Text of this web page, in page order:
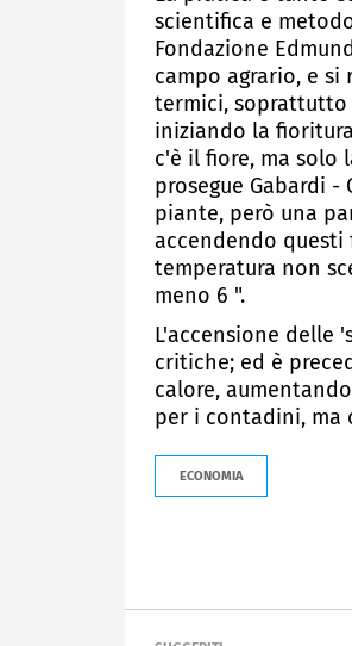
scientifica e
Fondazione
campo agrario, e
termici, soprattutto
iniziando la
c'è il fiore, ma solo
prosegue Gabardi
piante, però una
accendendo questi
temperatura non
meno 6 ".
L'accensione delle
critiche; ed è
calore,
per i contadini, ma
ECONOMIA